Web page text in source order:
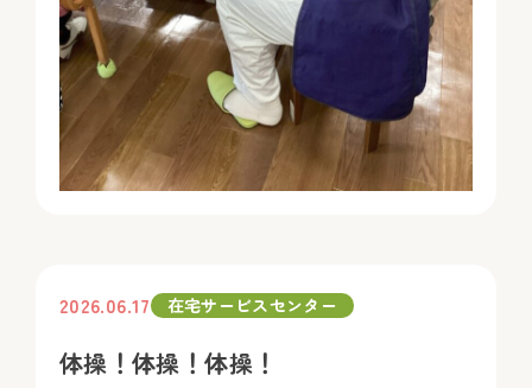
2026.06.17 在宅サービスセンター
体操！体操！体操！